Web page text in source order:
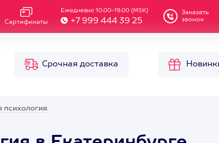
Сертификаты
Ежедневно 10.00-19.00 (MSK)
+7 999 444 39 25
Заказать
звонок
Срочная доставка
психология